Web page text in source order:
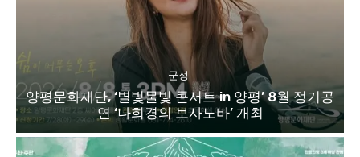
군정
양평문화재단, ‘별빛물빛 콘서트 in 양평’ 8월 정기공
연 ‘나희경의 보사노바’ 개최